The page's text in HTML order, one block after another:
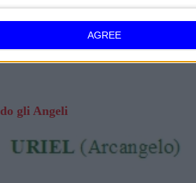
AGREE
gli Angeli